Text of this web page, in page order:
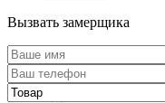
Вызвать замерщика